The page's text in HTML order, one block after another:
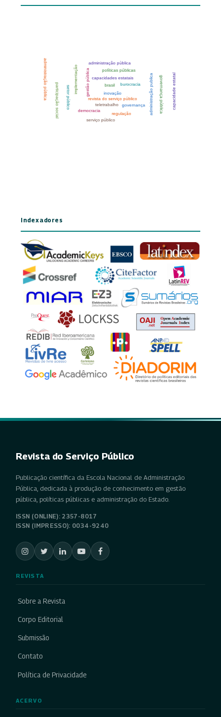
Indexadores
Revista do Serviço Público
Publicação científica da Escola Nacional de Administração
Pública, dedicada à produção de conhecimento em gestão
pública, políticas públicas e administração do Estado.
ISSN (ONLINE): 2357-8017
ISSN (IMPRESSO): 0034-9240
REVISTA
Sobre a Revista
Corpo Editorial
Submissão
Contato
Política de Privacidade
ACERVO